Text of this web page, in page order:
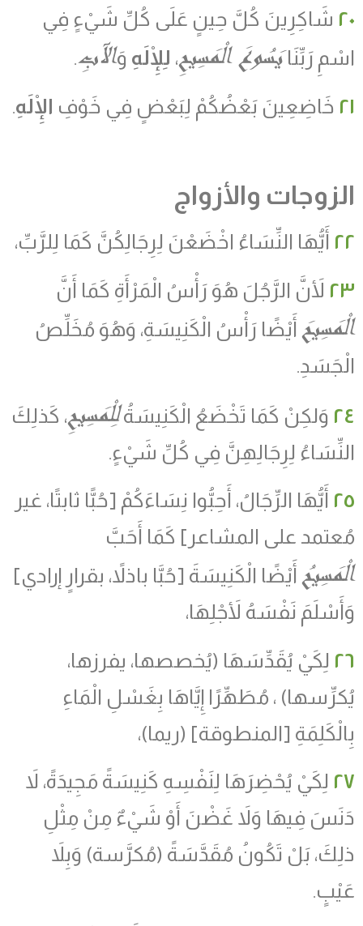
٢٠ شَاكِرِينَ كُلَّ حِينٍ عَلَى كُلِّ شَيْءٍ فِي
اسْمِ رَبِّنَايَسُوعَ الْمَسِيحِ، لِلْإِلَهِ وَالآبِ.
٢١ خَاضِعِينَ بَعْضُكُمْ لِبَعْضٍ فِي خَوْفِ الْإِلَهِ.
الزوجات والأزواج
٢٢ أَيُّهَا النِّسَاءُ اخْضَعْنَ لِرِجَالِكُنَّ كَمَا لِلرَّبِّ،
٢٣ لأَنَّ الرَّجُلَ هُوَ رَأْسُ الْمَرْأَةِ كَمَا أَنَّ
الْمَسِيحَ أَيْضًا رَأْسُ الْكَنِيسَةِ، وَهُوَ مُخَلِّصُ
الْجَسَدِ.
٢٤ وَلكِنْ كَمَا تَخْضَعُ الْكَنِيسَةُلِلْمَسِيحِ، كَذلِكَ
النِّسَاءُ لِرِجَالِهِنَّ فِي كُلِّ شَيْءٍ.
٢٥ أَيُّهَا الرِّجَالُ، أَحِبُّوا نِسَاءَكُمْ [حُبًّا ثابتًا، غير
مُعتمد على المشاعر] كَمَا أَحَبَّ
الْمَسِيحُ أَيْضًا الْكَنِيسَةَ [حُبَّا باذلاً، بقرارٍ إرادي]
وَأَسْلَمَ نَفْسَهُ لأَجْلِهَا،
٢٦ لِكَيْ يُقَدِّسَهَا (يُخصصها، يفرزها،
يُكرِّسها) ، مُطَهِّرًا إِيَّاهَا بِغَسْلِ الْمَاءِ
بِالْكَلِمَةِ [المنطوقة] (ريما)،
٢٧ لِكَيْ يُحْضِرَهَا لِنَفْسِهِ كَنِيسَةً مَجِيدَةً، لاَ
دَنَسَ فِيهَا وَلاَ غَضْنَ أَوْ شَيْءٌ مِنْ مِثْلِ
ذلِكَ، بَلْ تَكُونُ مُقَدَّسَةً (مُكرَّسة) وَبِلاَ
عَيْبٍ.